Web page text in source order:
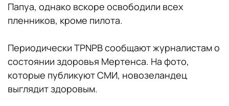
Папуа, однако вскоре освободили всех
пленников, кроме пилота.
Периодически TPNPB сообщают журналистам о
состоянии здоровья Мертенса. На фото,
которые публикуют СМИ, новозеландец
выглядит здоровым.